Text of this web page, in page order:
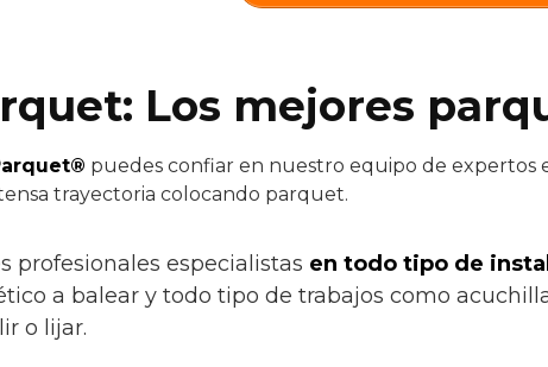
Los mejores
puedes confiar en nuestro equipo de expertos
trayectoria colocando parquet.
profesionales especialistas en todo tipo de
a balear y todo tipo de trabajos como
o lijar.